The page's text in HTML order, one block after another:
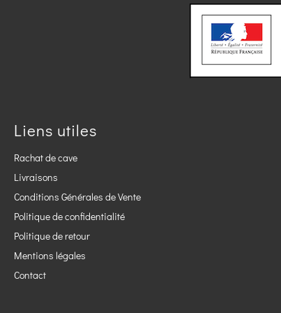
Liens utiles
Rachat de cave
Livraisons
Conditions Générales de Vente
Politique de confidentialité
Politique de retour
Mentions légales
Contact